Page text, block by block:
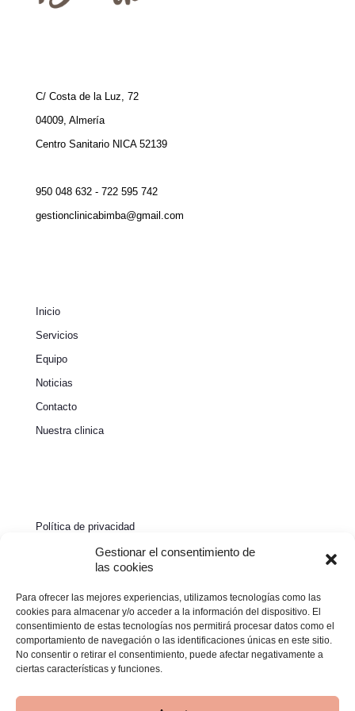
Gestionar el consentimiento de
las cookies
Para ofrecer las mejores experiencias, utilizamos tecnologías como las
cookies para almacenar y/o acceder a la información del dispositivo. El
consentimiento de estas tecnologías nos permitirá procesar datos como el
comportamiento de navegación o las identificaciones únicas en este sitio.
No consentir o retirar el consentimiento, puede afectar negativamente a
ciertas características y funciones.
C/ Costa de la Luz, 72
04009, Almería
Centro Sanitario NICA 52139
950 048 632 - 722 595 742
gestionclinicabimba@gmail.com
Inicio
Servicios
Equipo
Noticias
Contacto
Nuestra clinica
Política de privacidad
Política de cookies
Declaración de accesibilidad